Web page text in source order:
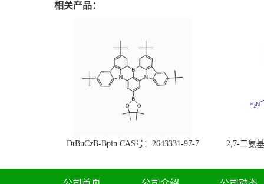
相关产品：
DtBuCzB-Bpin CAS号：2643331-97-7
2,7-二氨